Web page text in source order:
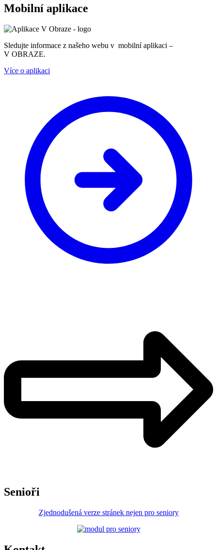
Mobilní aplikace
Sledujte informace z našeho webu v mobilní aplikaci –
V OBRAZE.
Více o aplikaci
Senioři
Zjednodušená verze stránek nejen pro seniory